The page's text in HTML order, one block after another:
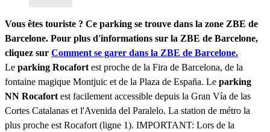
Vous êtes touriste ? Ce parking se trouve dans la zone ZBE de
Barcelone. Pour plus d'informations sur la ZBE de Barcelone,
cliquez sur Comment se garer dans la ZBE de Barcelone.
Le parking Rocafort est proche de la Fira de Barcelona, de la
fontaine magique Montjuic et de la Plaza de España. Le parking
NN Rocafort est facilement accessible depuis la Gran Vía de las
Cortes Catalanas et l'Avenida del Paralelo. La station de métro la
plus proche est Rocafort (ligne 1). IMPORTANT: Lors de la